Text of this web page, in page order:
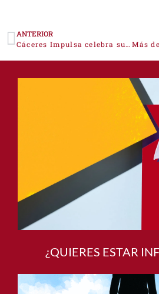
ANTERIOR
Cáceres Impulsa celebra su I Encuentro con futuros interesados en instalar su proyecto laboral y de vida en la provincia de Cáceres
¿QUIERES ESTAR